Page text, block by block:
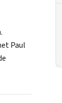
Paul